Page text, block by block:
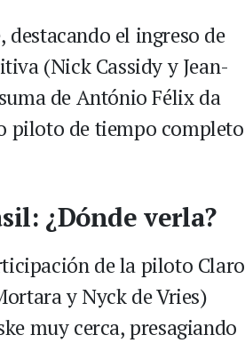
el ingreso de
(Nick Cassidy y Jean-
de António Félix da
piloto de tiempo completo
¿Dónde verla?
de la piloto Claro
y Nyck de Vries)
muy cerca, presagiando